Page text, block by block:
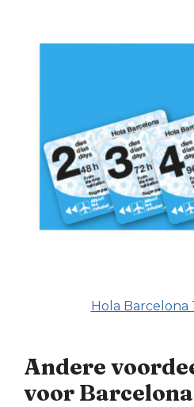
Hola Barcelona
Andere
voor Barcelona